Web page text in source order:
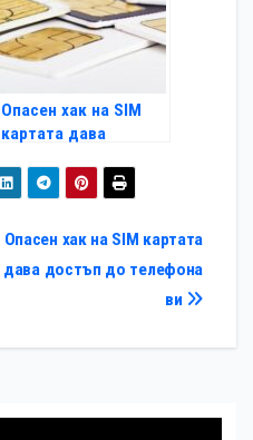
Опасен хак на SIM
картата дава
ви
Опасен хак на SIM картата
дава достъп до телефона
ви